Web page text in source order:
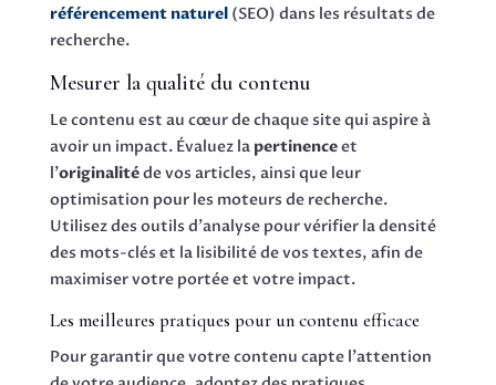
référencement naturel(SEO) dans les résultats de
recherche.
Mesurer la qualité du contenu
Le contenu est au cœur de chaque site qui aspire à
avoir un impact. Évaluez la pertinenceet
l’originalitéde vos articles, ainsi que leur
optimisation pour les moteurs de recherche.
Utilisez des outils d’analyse pour vérifier la densité
des mots-clés et la lisibilité de vos textes, afin de
maximiser votre portée et votre impact.
Les meilleures pratiques pour un contenu efficace
Pour garantir que votre contenu capte l’attention